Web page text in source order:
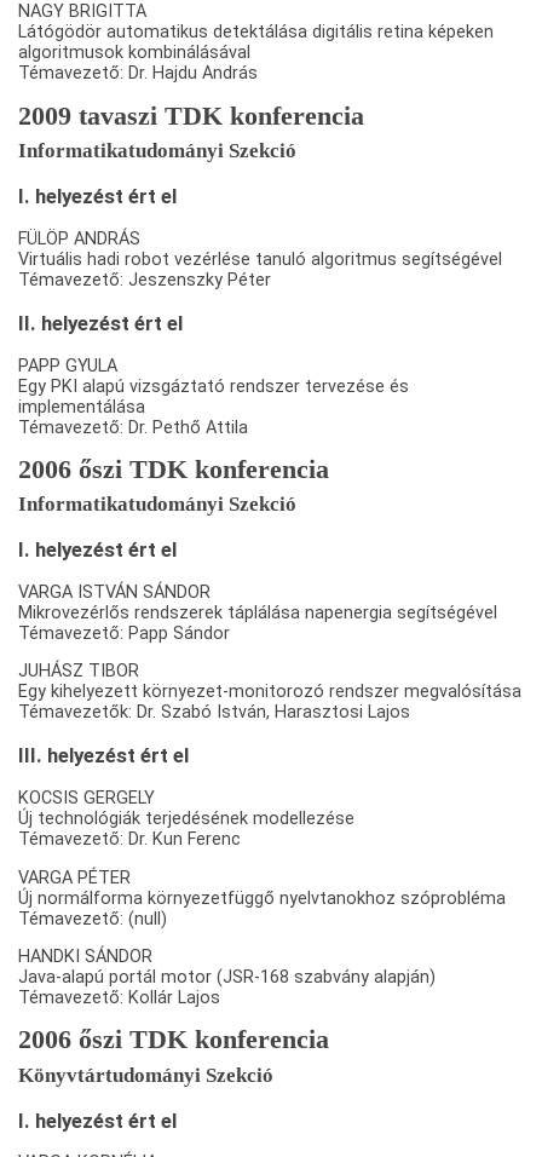
NAGY BRIGITTA
Látógödör automatikus detektálása digitális retina képeken
algoritmusok kombinálásával
Témavezető: Dr. Hajdu András
2009 tavaszi TDK konferencia
Informatikatudományi Szekció
I. helyezést ért el
FÜLÖP ANDRÁS
Virtuális hadi robot vezérlése tanuló algoritmus segítségével
Témavezető: Jeszenszky Péter
II. helyezést ért el
PAPP GYULA
Egy PKI alapú vizsgáztató rendszer tervezése és
implementálása
Témavezető: Dr. Pethő Attila
2006 őszi TDK konferencia
Informatikatudományi Szekció
I. helyezést ért el
VARGA ISTVÁN SÁNDOR
Mikrovezérlős rendszerek táplálása napenergia segítségével
Témavezető: Papp Sándor
JUHÁSZ TIBOR
Egy kihelyezett környezet-monitorozó rendszer megvalósítása
Témavezetők: Dr. Szabó István, Harasztosi Lajos
III. helyezést ért el
KOCSIS GERGELY
Új technológiák terjedésének modellezése
Témavezető: Dr. Kun Ferenc
VARGA PÉTER
Új normálforma környezetfüggő nyelvtanokhoz szóprobléma
Témavezető: (null)
HANDKI SÁNDOR
Java-alapú portál motor (JSR-168 szabvány alapján)
Témavezető: Kollár Lajos
2006 őszi TDK konferencia
Könyvtártudományi Szekció
I. helyezést ért el